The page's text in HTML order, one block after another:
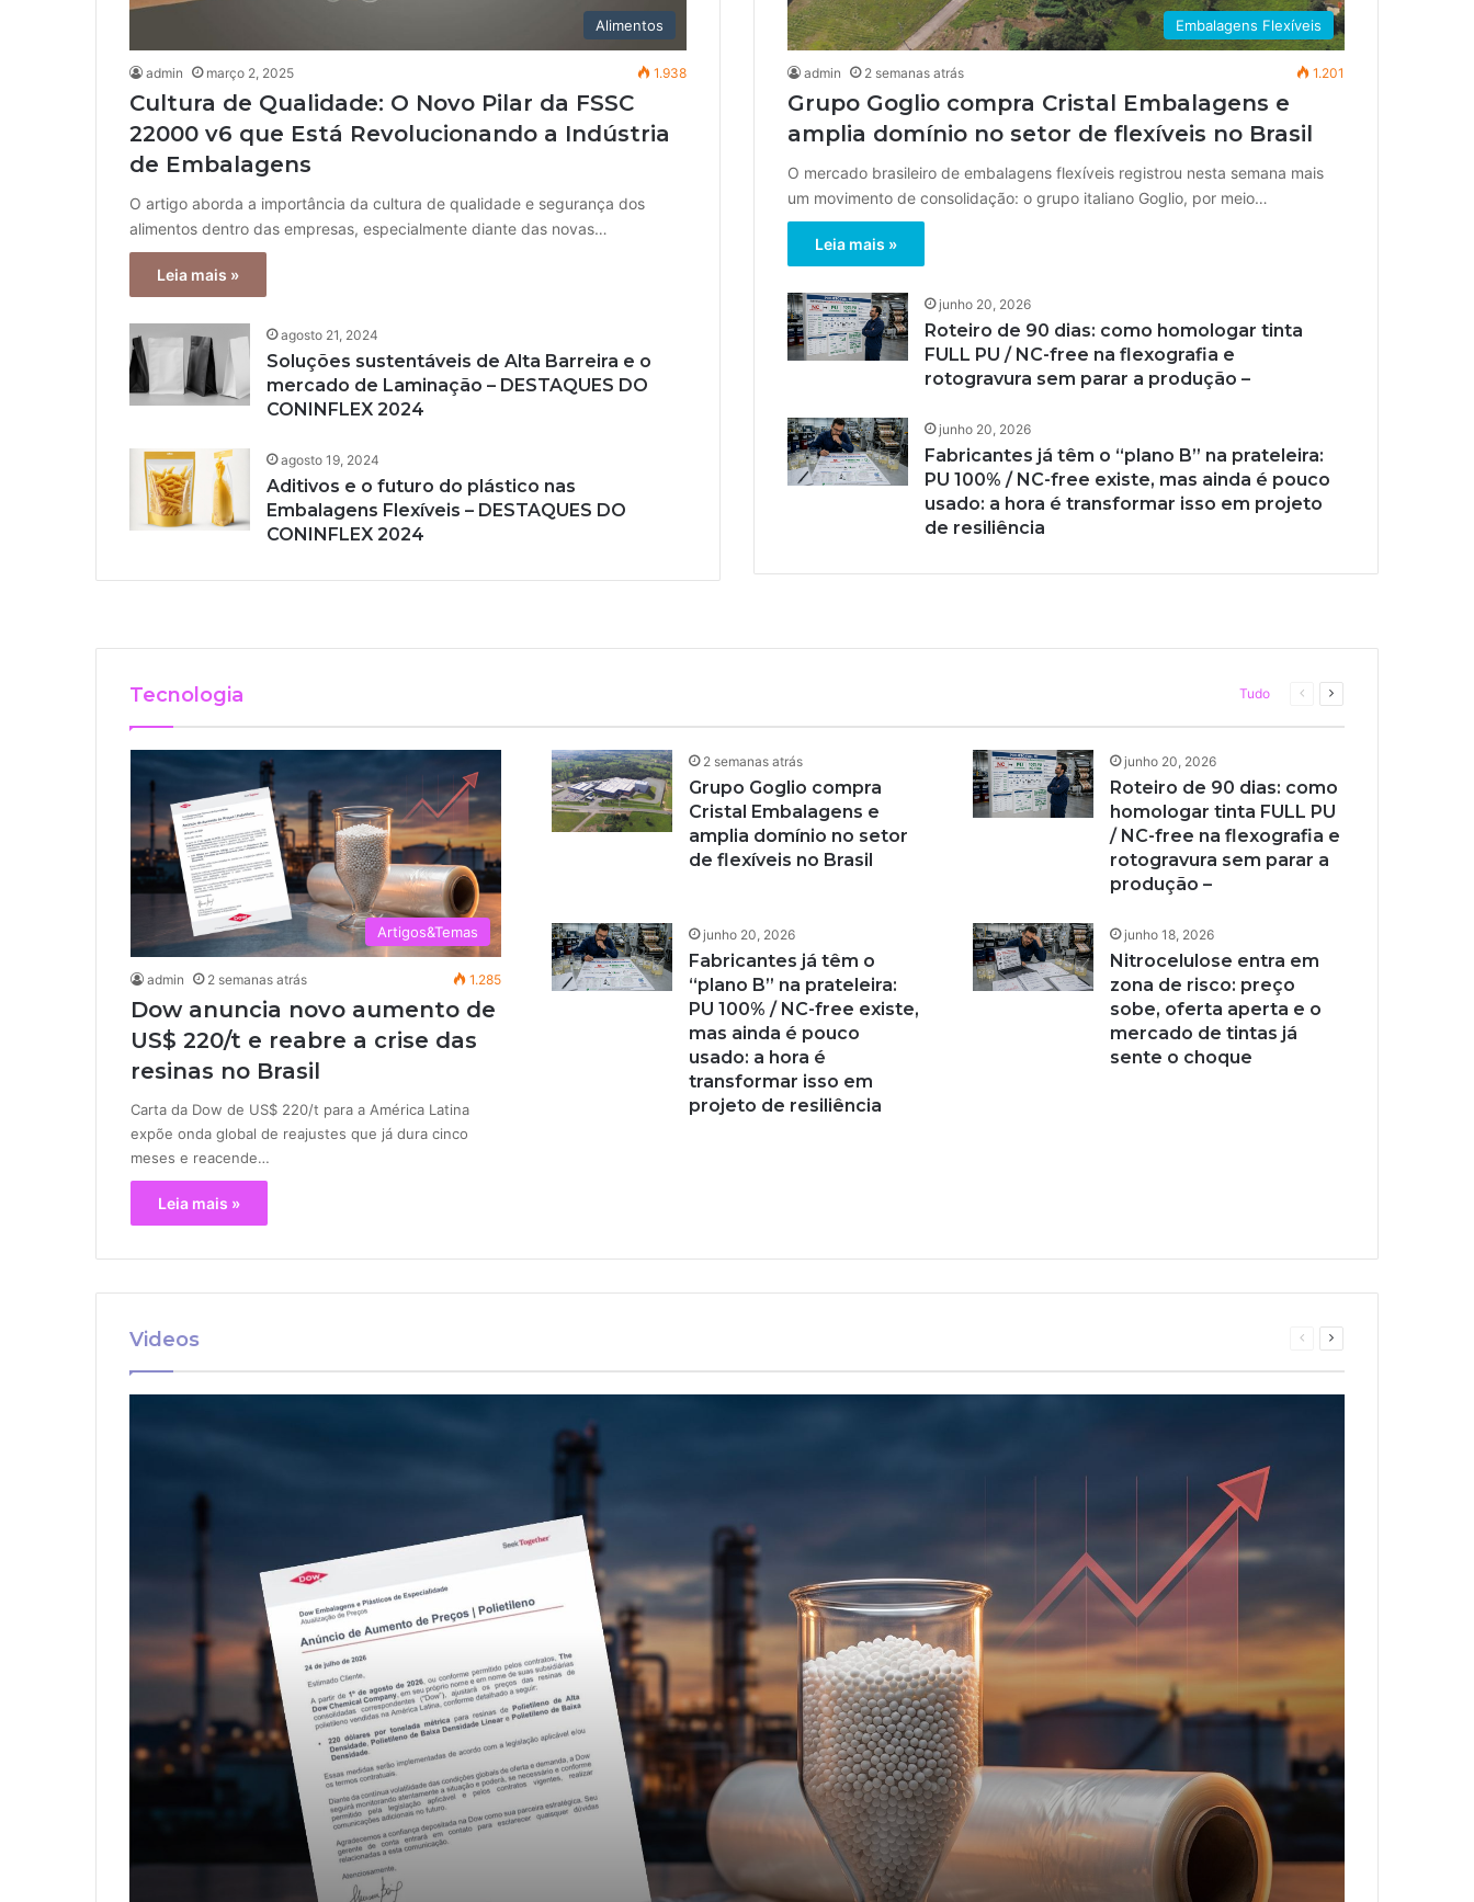
Alimentos
admin março 2, 2025 1.938
Cultura de Qualidade: O Novo Pilar da FSSC
22000 v6 que Está Revolucionando a Indústria
de Embalagens
O artigo aborda a importância da cultura de qualidade e segurança dos
alimentos dentro das empresas, especialmente diante das novas…
Leia mais »
agosto 21, 2024
Soluções sustentáveis de Alta Barreira e o
mercado de Laminação – DESTAQUES DO
CONINFLEX 2024
agosto 19, 2024
Aditivos e o futuro do plástico nas
Embalagens Flexíveis – DESTAQUES DO
CONINFLEX 2024
Embalagens Flexíveis
admin 2 semanas atrás 1.201
Grupo Goglio compra Cristal Embalagens e
amplia domínio no setor de flexíveis no Brasil
O mercado brasileiro de embalagens flexíveis registrou nesta semana mais
um movimento de consolidação: o grupo italiano Goglio, por meio…
Leia mais »
junho 20, 2026
Roteiro de 90 dias: como homologar tinta
FULL PU / NC-free na flexografia e
rotogravura sem parar a produção –
junho 20, 2026
Fabricantes já têm o “plano B” na prateleira:
PU 100% / NC-free existe, mas ainda é pouco
usado: a hora é transformar isso em projeto
de resiliência
Dow anuncia novo aumento de US$ 220/t e reabre a crise das resinas no
Grupo Goglio compra Cristal Embalagens e amplia domínio no setor de
Tecnologia Tudo
PáginaPróxima
Artigos&Temas
admin 2 semanas atrás 1.285
Dow anuncia novo aumento de
US$ 220/t e reabre a crise das
resinas no Brasil
Carta da Dow de US$ 220/t para a América Latina
expõe onda global de reajustes que já dura cinco
meses e reacende…
Leia mais »
2 semanas atrás
Grupo Goglio compra
Cristal Embalagens e
amplia domínio no setor
de flexíveis no Brasil
junho 20, 2026
Roteiro de 90 dias: como
homologar tinta FULL PU
/ NC-free na flexografia e
rotogravura sem parar a
produção –
junho 20, 2026
Fabricantes já têm o
“plano B” na prateleira:
PU 100% / NC-free existe,
mas ainda é pouco
usado: a hora é
transformar isso em
projeto de resiliência
junho 18, 2026
Nitrocelulose entra em
zona de risco: preço
sobe, oferta aperta e o
mercado de tintas já
sente o choque
Videos
PáginaPróxima